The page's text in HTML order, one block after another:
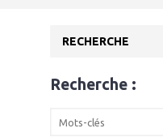
RECHERCHE
Recherche :